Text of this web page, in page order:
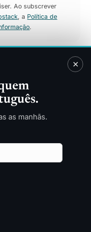
✕
as manhãs.
Ao subscrever
, a Política de
.
as categorias